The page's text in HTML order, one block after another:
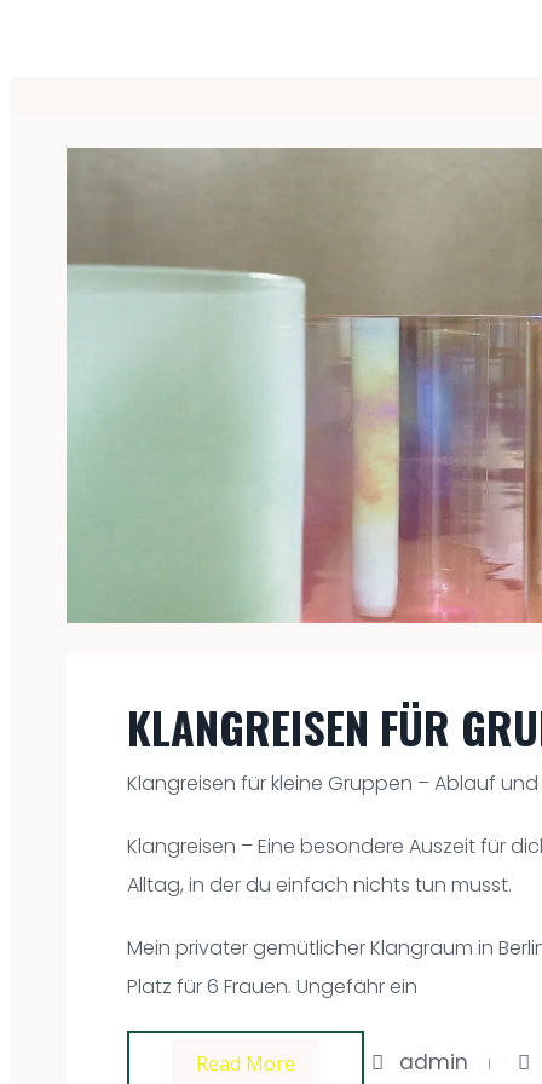
KLANGREISEN FÜR
Klangreisen für kleine Gruppen – Ablauf
Klangreisen – Eine besondere Auszeit für
Alltag, in der du einfach nichts tun musst.
Mein privater gemütlicher Klangraum in
Platz für 6 Frauen. Ungefähr ein
Read More admin